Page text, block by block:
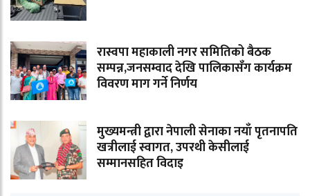
रास्वपा महाकाली नगर समितिको बैठक
सम्पन्न,जनसम्वाद देखि पालिकासँग कार्यक्रम
विवरण माग गर्ने निर्णय
मुख्यमन्त्री द्वारा नेपाली सेनाका नयाँ पृतनापति
खत्रीलाई स्वागत, उपरथी केसीलाई
सम्मानसहित विदाइ